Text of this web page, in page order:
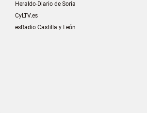
Heraldo-Diario de Soria
CyLTV.es
esRadio Castilla y León